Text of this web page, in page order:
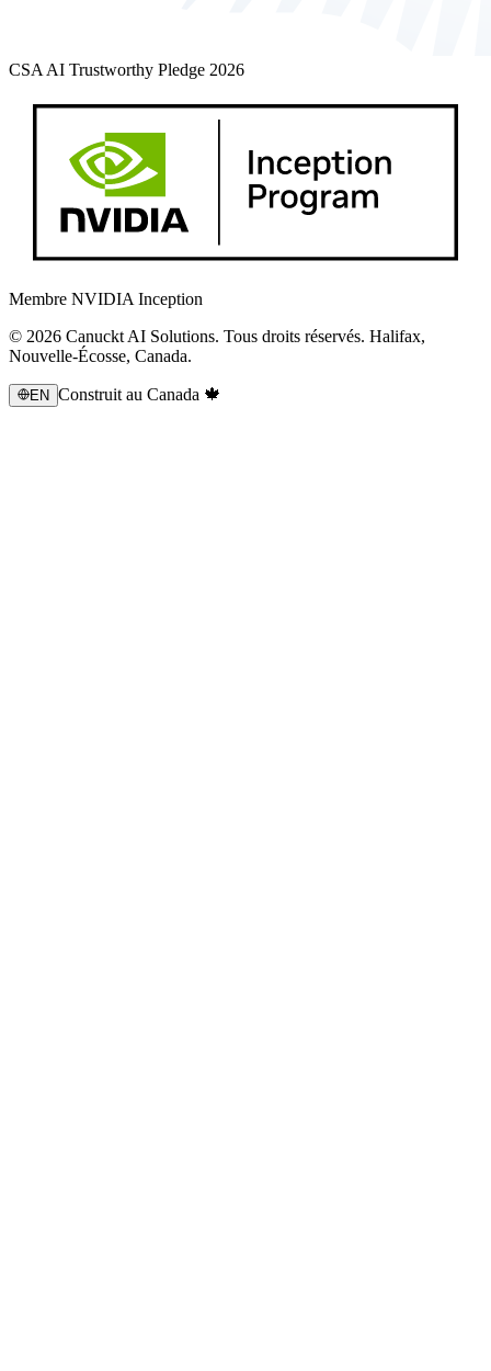
CSA AI Trustworthy Pledge 2026
Membre NVIDIA Inception
© 2026 Canuckt AI Solutions. Tous droits réservés. Halifax,
Nouvelle-Écosse, Canada.
EN Construit au Canada 🍁